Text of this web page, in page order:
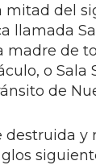
mitad del
llamada
madre de
o Sala
de
destruida y